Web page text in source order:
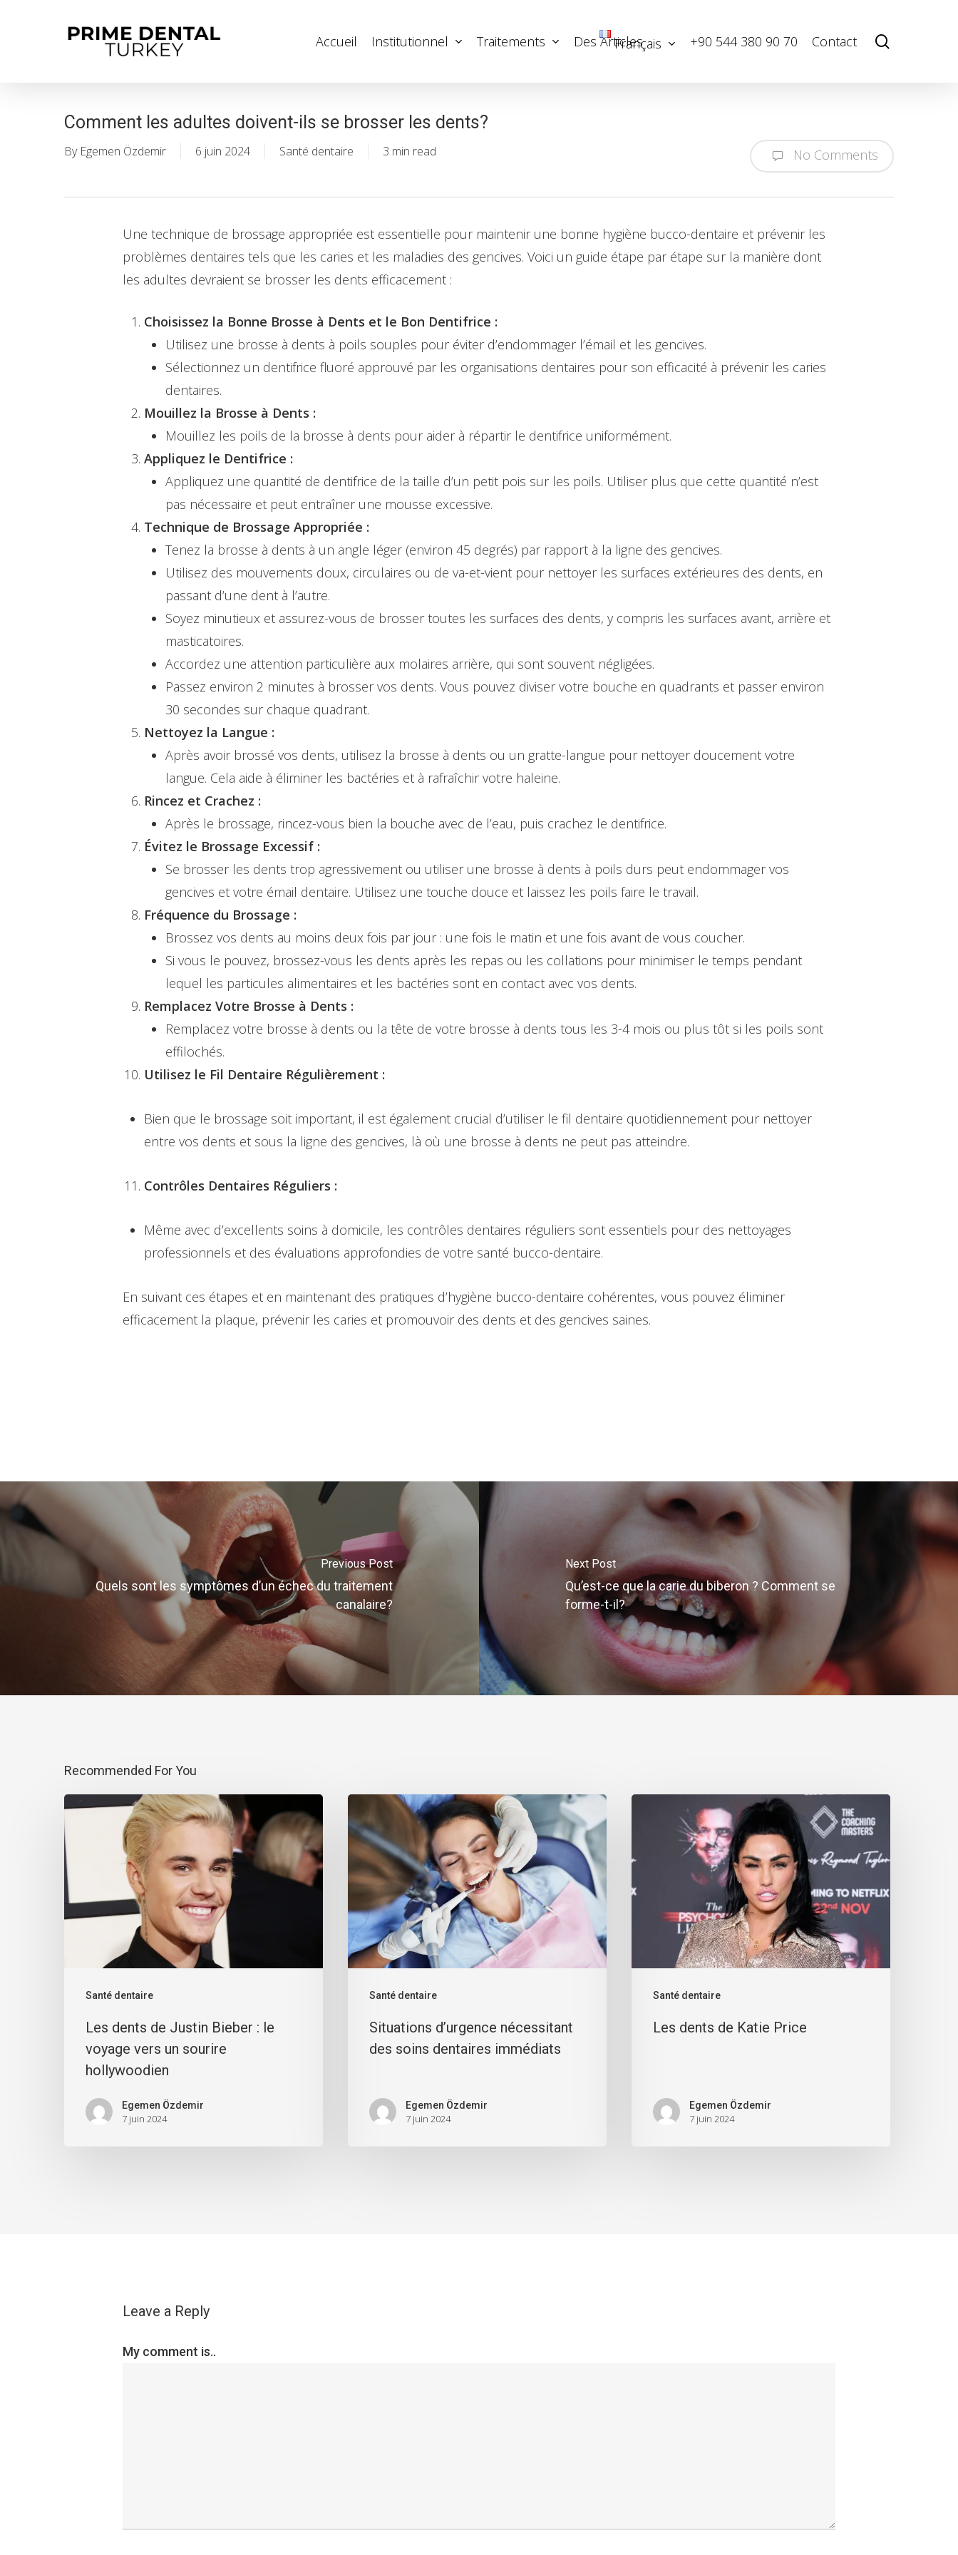
Hit enter to search or ESC to close
Accueil Institutionnel Traitements Des Articles
Français +90 544 380 90 70 Contact
Comment les adultes doivent-ils se brosser les dents?
By Egemen Özdemir 6 juin 2024 Santé dentaire 3 min read No Comments
Une technique de brossage appropriée est essentielle pour maintenir une bonne hygiène bucco-dentaire et prévenir les
problèmes dentaires tels que les caries et les maladies des gencives. Voici un guide étape par étape sur la manière dont
les adultes devraient se brosser les dents efficacement :
Choisissez la Bonne Brosse à Dents et le Bon Dentifrice :
Utilisez une brosse à dents à poils souples pour éviter d’endommager l’émail et les gencives.
Sélectionnez un dentifrice fluoré approuvé par les organisations dentaires pour son efficacité à prévenir les caries
dentaires.
Mouillez la Brosse à Dents :
Mouillez les poils de la brosse à dents pour aider à répartir le dentifrice uniformément.
Appliquez le Dentifrice :
Appliquez une quantité de dentifrice de la taille d’un petit pois sur les poils. Utiliser plus que cette quantité n’est
pas nécessaire et peut entraîner une mousse excessive.
Technique de Brossage Appropriée :
Tenez la brosse à dents à un angle léger (environ 45 degrés) par rapport à la ligne des gencives.
Utilisez des mouvements doux, circulaires ou de va-et-vient pour nettoyer les surfaces extérieures des dents, en
passant d’une dent à l’autre.
Soyez minutieux et assurez-vous de brosser toutes les surfaces des dents, y compris les surfaces avant, arrière et
masticatoires.
Accordez une attention particulière aux molaires arrière, qui sont souvent négligées.
Passez environ 2 minutes à brosser vos dents. Vous pouvez diviser votre bouche en quadrants et passer environ
30 secondes sur chaque quadrant.
Nettoyez la Langue :
Après avoir brossé vos dents, utilisez la brosse à dents ou un gratte-langue pour nettoyer doucement votre
langue. Cela aide à éliminer les bactéries et à rafraîchir votre haleine.
Rincez et Crachez :
Après le brossage, rincez-vous bien la bouche avec de l’eau, puis crachez le dentifrice.
Évitez le Brossage Excessif :
Se brosser les dents trop agressivement ou utiliser une brosse à dents à poils durs peut endommager vos
gencives et votre émail dentaire. Utilisez une touche douce et laissez les poils faire le travail.
Fréquence du Brossage :
Brossez vos dents au moins deux fois par jour : une fois le matin et une fois avant de vous coucher.
Si vous le pouvez, brossez-vous les dents après les repas ou les collations pour minimiser le temps pendant
lequel les particules alimentaires et les bactéries sont en contact avec vos dents.
Remplacez Votre Brosse à Dents :
Remplacez votre brosse à dents ou la tête de votre brosse à dents tous les 3-4 mois ou plus tôt si les poils sont
effilochés.
Utilisez le Fil Dentaire Régulièrement :
Bien que le brossage soit important, il est également crucial d’utiliser le fil dentaire quotidiennement pour nettoyer
entre vos dents et sous la ligne des gencives, là où une brosse à dents ne peut pas atteindre.
Contrôles Dentaires Réguliers :
Même avec d’excellents soins à domicile, les contrôles dentaires réguliers sont essentiels pour des nettoyages
professionnels et des évaluations approfondies de votre santé bucco-dentaire.
En suivant ces étapes et en maintenant des pratiques d’hygiène bucco-dentaire cohérentes, vous pouvez éliminer
efficacement la plaque, prévenir les caries et promouvoir des dents et des gencives saines.
Previous Post
Quels sont les symptômes d’un échec du traitement
canalaire?
Next Post
Qu’est-ce que la carie du biberon ? Comment se
forme-t-il?
Recommended For You
Santé dentaire
Les dents de Justin Bieber : le
voyage vers un sourire
hollywoodien
Egemen Özdemir
7 juin 2024
Santé dentaire
Situations d’urgence nécessitant
des soins dentaires immédiats
Egemen Özdemir
7 juin 2024
Santé dentaire
Les dents de Katie Price
Egemen Özdemir
7 juin 2024
Leave a Reply
My comment is..